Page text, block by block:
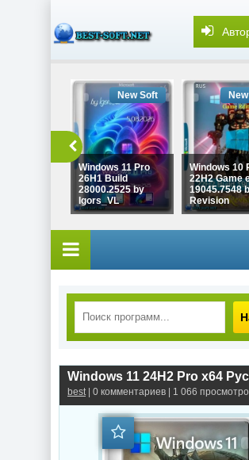
Windows 11 Pro
26H1 Build
28000.2525 by
Igors_VL
New Soft
Windows 10
22H2 Game
19045.7548
Revision
best| 0 комментариев | 1 066